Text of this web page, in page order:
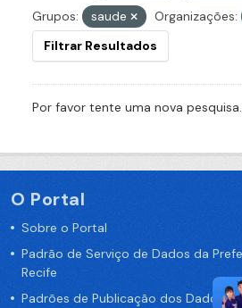
Grupos:
saude Organizações:
Filtrar Resultados
Por favor tente uma nova pesquisa.
O Portal
Sobre o Portal
Padrão de Serviço de Dados da
Recife
Padrões de Publicação dos Dados